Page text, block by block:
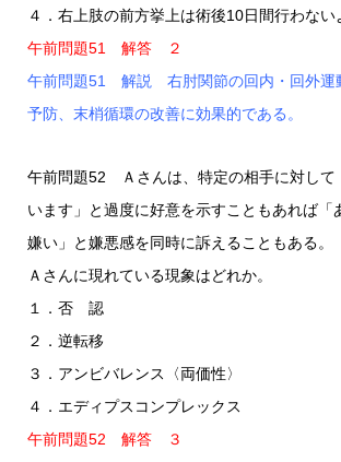
４．右上肢の前方挙上は術後10日間行わない
午前問題51 解答 ２
午前問題51 解説 右肘関節の回内・回外運
予防、末梢循環の改善に効果的である。
午前問題52 Ａさんは、特定の相手に対して
います」と過度に好意を示すこともあれば「
嫌い」と嫌悪感を同時に訴えることもある。
Ａさんに現れている現象はどれか。
１．否 認
２．逆転移
３．アンビバレンス〈両価性〉
４．エディプスコンプレックス
午前問題52 解答 ３